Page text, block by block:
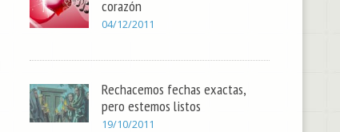
corazón
04/12/2011
Rechacemos fechas exactas,
pero estemos listos
19/10/2011